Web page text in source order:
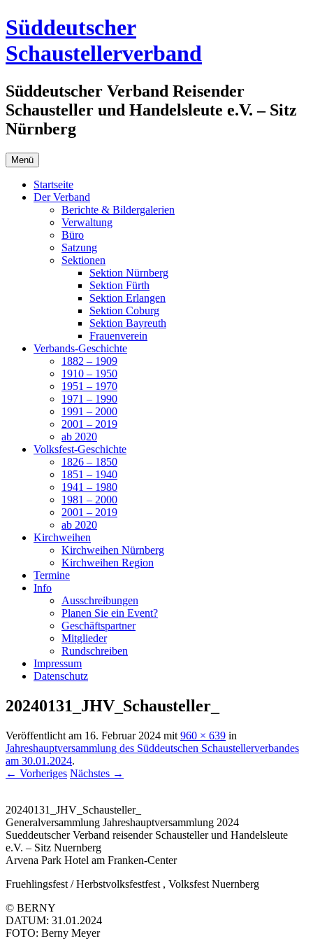
Zum
Inhalt
springen
Süddeutscher
Schaustellerverband
Süddeutscher Verband Reisender
Schausteller und Handelsleute e.V. – Sitz
Nürnberg
Menü
Startseite
Der Verband
Berichte & Bildergalerien
Verwaltung
Büro
Satzung
Sektionen
Sektion Nürnberg
Sektion Fürth
Sektion Erlangen
Sektion Coburg
Sektion Bayreuth
Frauenverein
Verbands-Geschichte
1882 – 1909
1910 – 1950
1951 – 1970
1971 – 1990
1991 – 2000
2001 – 2019
ab 2020
Volksfest-Geschichte
1826 – 1850
1851 – 1940
1941 – 1980
1981 – 2000
2001 – 2019
ab 2020
Kirchweihen
Kirchweihen Nürnberg
Kirchweihen Region
Termine
Info
Ausschreibungen
Planen Sie ein Event?
Geschäftspartner
Mitglieder
Rundschreiben
Impressum
Datenschutz
20240131_JHV_Schausteller_
Veröffentlicht am 16. Februar 2024 mit 960 × 639 in
Jahreshauptversammlung des Süddeutschen Schaustellerverbandes
am 30.01.2024.
← Vorheriges Nächstes →
20240131_JHV_Schausteller_
Generalversammlung Jahreshauptversammlung 2024
Sueddeutscher Verband reisender Schausteller und Handelsleute
e.V. – Sitz Nuernberg
Arvena Park Hotel am Franken-Center
Fruehlingsfest / Herbstvolksfestfest , Volksfest Nuernberg
© BERNY
DATUM: 31.01.2024
FOTO: Berny Meyer